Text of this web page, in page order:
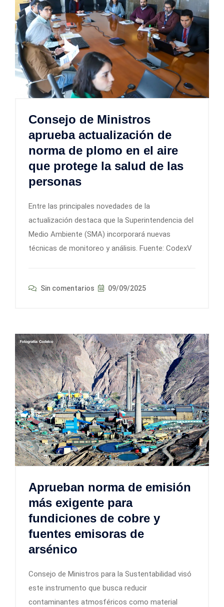
Consejo de Ministros
aprueba actualización de
norma de plomo en el aire
que protege la salud de las
personas
Entre las principales novedades de la
actualización destaca que la Superintendencia del
Medio Ambiente (SMA) incorporará nuevas
técnicas de monitoreo y análisis. Fuente: CodexV
Sin comentarios 09/09/2025
Aprueban norma de emisión
más exigente para
fundiciones de cobre y
fuentes emisoras de
arsénico
Consejo de Ministros para la Sustentabilidad visó
este instrumento que busca reducir
contaminantes atmosféricos como material